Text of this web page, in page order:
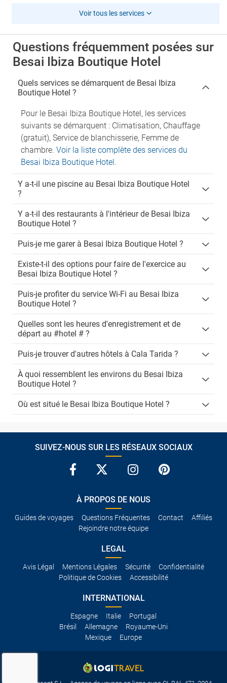
Voir tous les services
Questions fréquemment posées sur
Besai Ibiza Boutique Hotel
Quels services se démarquent de Besai Ibiza
Boutique Hotel ?
Pour le Besai Ibiza Boutique Hotel, les services
suivants se démarquent : Climatisation, Chauffage
(gratuit), Service de blanchisserie, Femme de
chambre. Voir la liste complète des services du
Besai Ibiza Boutique Hotel.
Y a-t-il une piscine au Besai Ibiza Boutique Hotel
?
Y a-t-il des restaurants à l'intérieur de Besai Ibiza
Boutique Hotel ?
Puis-je me garer à Besai Ibiza Boutique Hotel ?
Existe-t-il des options pour faire de l'exercice au
Besai Ibiza Boutique Hotel ?
Puis-je profiter du service Wi-Fi au Besai Ibiza
Boutique Hotel ?
Quelles sont les heures d'enregistrement et de
départ au #hotel # ?
Puis-je trouver d'autres hôtels à Cala Tarida ?
À quoi ressemblent les environs du Besai Ibiza
Boutique Hotel ?
Où est situé le Besai Ibiza Boutique Hotel ?
SUIVEZ-NOUS SUR LES RÉSEAUX SOCIAUX
À PROPOS DE NOUS
Guides de voyages Questions Fréquentes Contact
Affiliés
Rejoindre notre équipe
LEGAL
Avis Légal Mentions Légales Sécurité
Confidentialité
Politique de Cookies
Accessibilité
INTERNATIONAL
Espagne Italie
Portugal
Brésil
Allemagne
Royaume-Uni
Mexique
Europe